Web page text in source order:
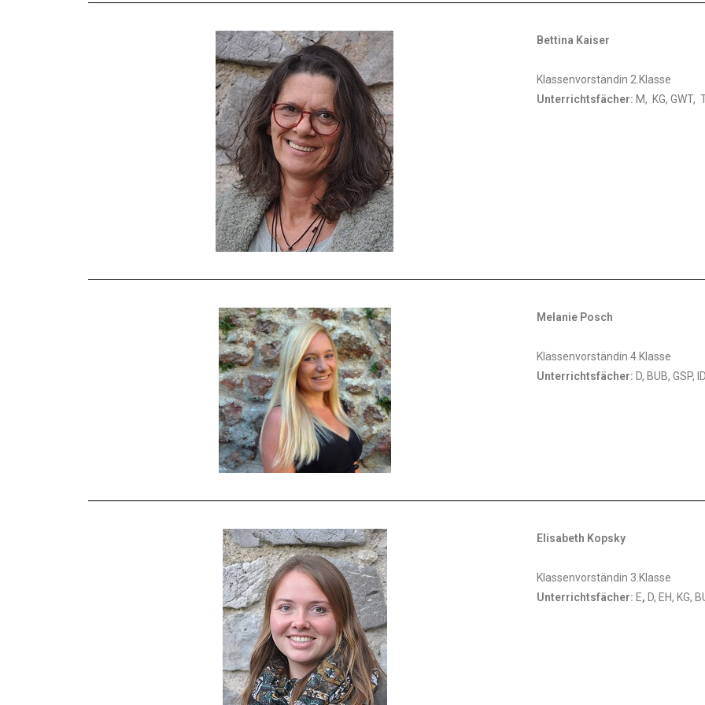
Bettina Kaiser
Klassenvorständin 2.Klasse
Unterrichtsfächer: M, KG, GWT,
Melanie Posch
Klassenvorständin 4.Klasse
Unterrichtsfächer: D, BUB, GSP,
Elisabeth Kopsky
Klassenvorständin 3.Klasse
Unterrichtsfächer: E, D, EH, KG,